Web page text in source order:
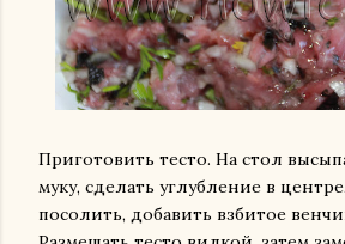
Приготовить тесто. На стол
муку, сделать углубление в
посолить, добавить взбитое